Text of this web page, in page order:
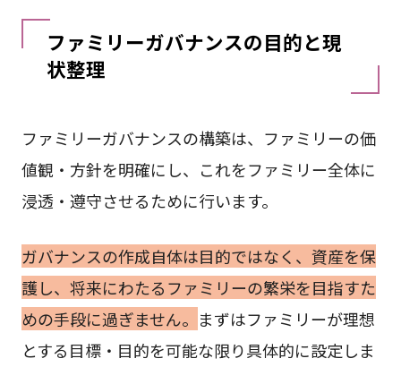
ファミリーガバナンスの目的と現
状整理
ファミリーガバナンスの構築は、ファミリーの価
値観・方針を明確にし、これをファミリー全体に
浸透・遵守させるために行います。
ガバナンスの作成自体は目的ではなく、資産を保
護し、将来にわたるファミリーの繁栄を目指すた
めの手段に過ぎません。 まずはファミリーが理想
とする目標・目的を可能な限り具体的に設定しま